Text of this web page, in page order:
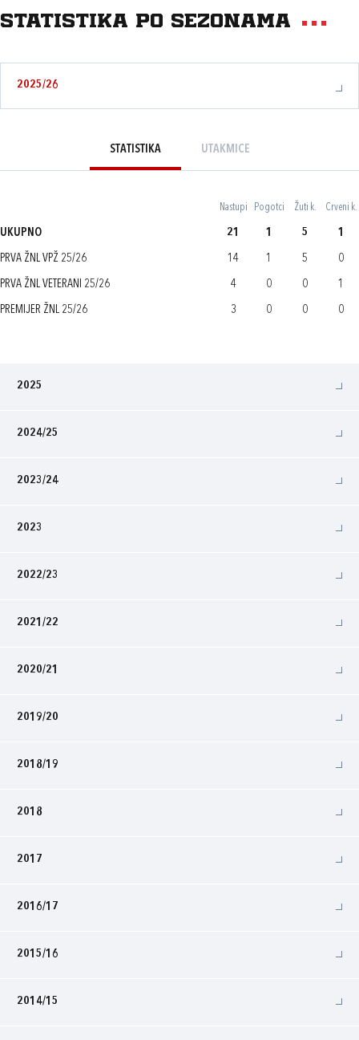
Statistika po sezonama
2025/26
STATISTIKA UTAKMICE
Nastupi Pogotci Žuti k. Crveni k.
UKUPNO 21 1 5 1
PRVA ŽNL VPŽ 25/26 14 1 5 0
PRVA ŽNL VETERANI 25/26 4 0 0 1
PREMIJER ŽNL 25/26 3 0 0 0
2025
2024/25
2023/24
2023
2022/23
2021/22
2020/21
2019/20
2018/19
2018
2017
2016/17
2015/16
2014/15